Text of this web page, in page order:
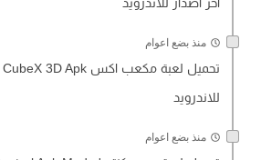
منذ بضع اعوام
للاندرويد
منذ بضع اعوام